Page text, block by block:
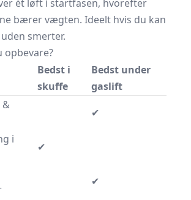
ét løft i startfasen, hvorefter
bærer vægten. Ideelt hvis du kan
smerter.
opbevare?
Bedst i
skuffe
Bedst under
gaslift
&
✔
i
✔
✔